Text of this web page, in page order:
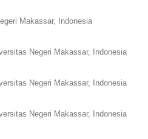
Makassar, Indonesia
Negeri Makassar, Indonesia
Negeri Makassar, Indonesia
Negeri Makassar, Indonesia